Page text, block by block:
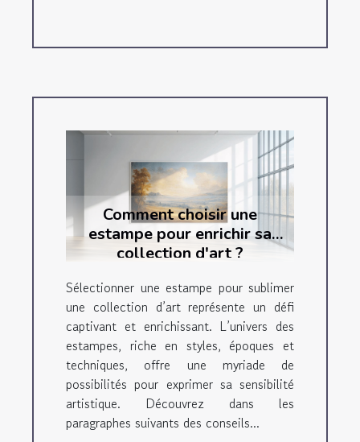
Comment choisir une
estampe pour enrichir sa
collection d'art ?
Sélectionner une estampe pour sublimer
une collection d’art représente un défi
captivant et enrichissant. L’univers des
estampes, riche en styles, époques et
techniques, offre une myriade de
possibilités pour exprimer sa sensibilité
artistique. Découvrez dans les
paragraphes suivants des conseils...